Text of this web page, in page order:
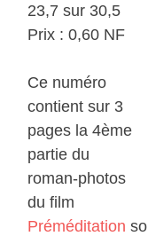
23,7 sur 30,5
Prix : 0,60 NF
Ce numéro
contient sur 3
pages la 4ème
partie du
roman-photos
du film
Préméditation